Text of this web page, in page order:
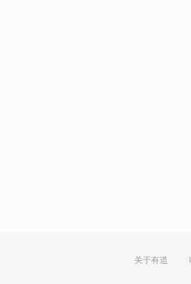
关于有道